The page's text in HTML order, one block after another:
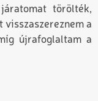
törölték,
visszaszereznem a
újrafoglaltam a